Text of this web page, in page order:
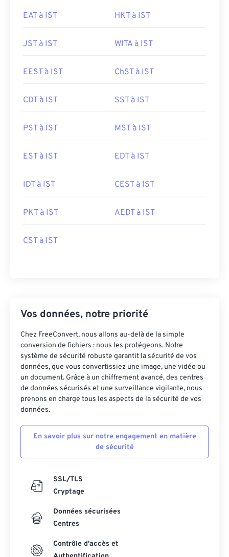
EAT à IST HKT à IST
JST à IST WITA à IST
EEST à IST ChST à IST
CDT à IST SST à IST
PST à IST MST à IST
EST à IST EDT à IST
IDT à IST CEST à IST
PKT à IST AEDT à IST
CST à IST
Vos données, notre priorité
Chez FreeConvert, nous allons au-delà de la simple
conversion de fichiers : nous les protégeons. Notre
système de sécurité robuste garantit la sécurité de vos
données, que vous convertissiez une image, une vidéo ou
un document. Grâce à un chiffrement avancé, des centres
de données sécurisés et une surveillance vigilante, nous
prenons en charge tous les aspects de la sécurité de vos
données.
En savoir plus sur notre engagement en matière
de sécurité
SSL/TLS
Cryptage
Données sécurisées
Centres
Contrôle d'accès et